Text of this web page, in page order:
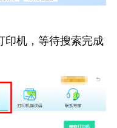
印机，等待搜索完成